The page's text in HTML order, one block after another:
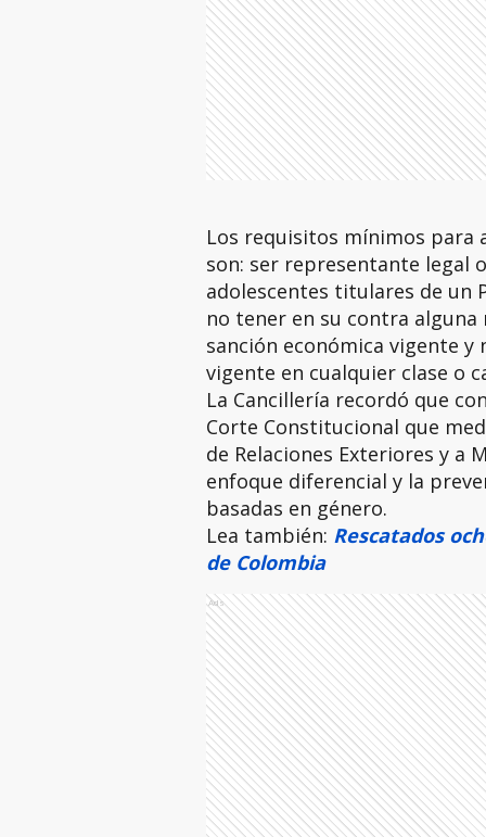
Los requisitos mínimos para
son: ser representante legal
adolescentes titulares de un
no tener en su contra
sanción económica vigente
vigente en cualquier clase o
La Cancillería recordó que
Corte Constitucional que
de Relaciones Exteriores y a
enfoque diferencial y la
basadas en género.
Lea también: Rescatados
de Colombia
Ads